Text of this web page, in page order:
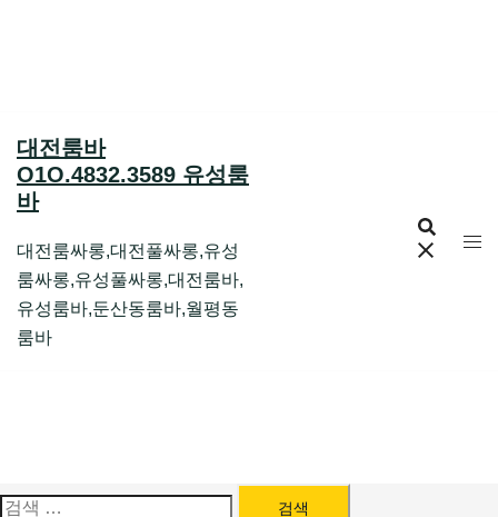
대전룸바
O1O.4832.3589 유성룸
바
대전룸싸롱,대전풀싸롱,유성
룸싸롱,유성풀싸롱,대전룸바,
유성룸바,둔산동룸바,월평동
룸바
검